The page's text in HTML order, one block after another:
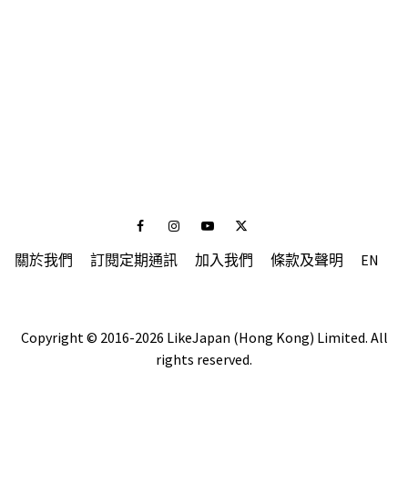
FacebookInstagramYoutubeTwitter
關於我們 訂閱定期通訊 加入我們 條款及聲明 EN
Copyright © 2016-2026 LikeJapan (Hong Kong) Limited. All
rights reserved.